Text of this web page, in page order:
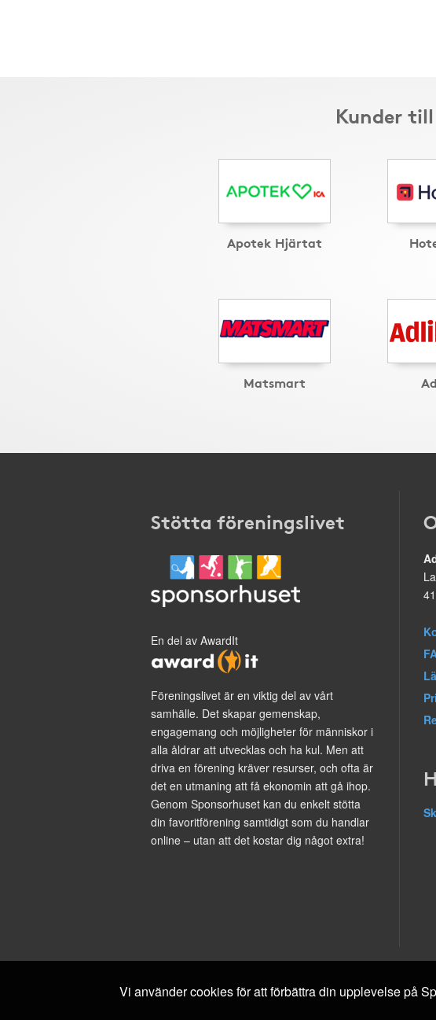
Kunder
Apotek Hjärtat
Matsmart
Stötta föreningslivet
En del av AwardIt
Föreningslivet är en viktig del av vårt
samhälle. Det skapar gemenskap,
engagemang och möjligheter för människor i
alla åldrar att utvecklas och ha kul. Men att
driva en förening kräver resurser, och ofta är
det en utmaning att få ekonomin att gå ihop.
Genom Sponsorhuset kan du enkelt stötta
din favoritförening samtidigt som du handlar
online – utan att det kostar dig något extra!
Vi använder cookies för att förbättra din upplevelse på